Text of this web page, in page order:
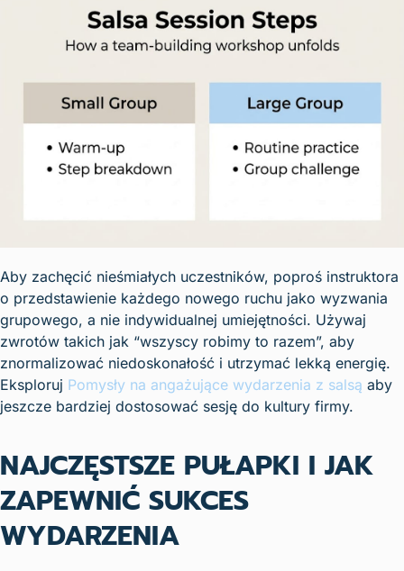
Aby zachęcić nieśmiałych uczestników, poproś instruktora
o przedstawienie każdego nowego ruchu jako wyzwania
grupowego, a nie indywidualnej umiejętności. Używaj
zwrotów takich jak “wszyscy robimy to razem”, aby
znormalizować niedoskonałość i utrzymać lekką energię.
Eksploruj Pomysły na angażujące wydarzenia z salsą aby
jeszcze bardziej dostosować sesję do kultury firmy.
NAJCZĘSTSZE PUŁAPKI I JAK
ZAPEWNIĆ SUKCES
WYDARZENIA